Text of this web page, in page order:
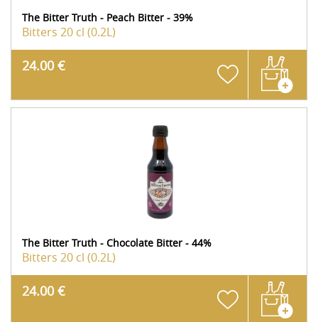
The Bitter Truth - Peach Bitter - 39%
Bitters 20 cl (0.2L)
24.00 €
The Bitter Truth - Chocolate Bitter - 44%
Bitters 20 cl (0.2L)
24.00 €